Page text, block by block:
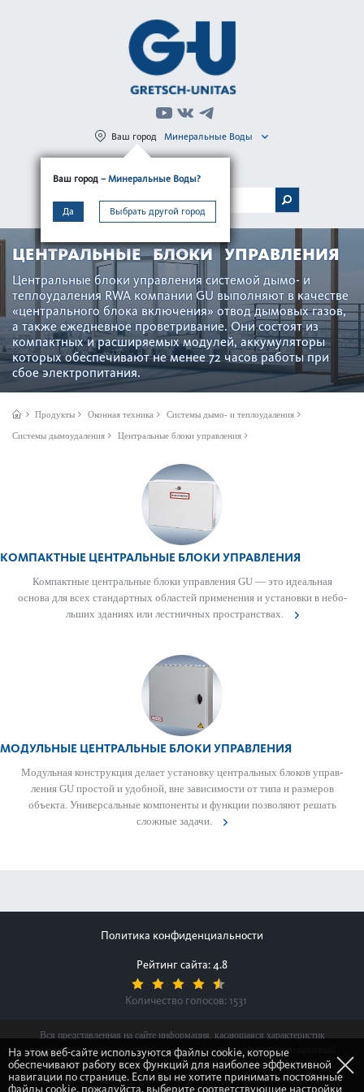
Ваш город – Минеральные Воды?
Да Выбрать другой город
Ваш город Минеральные Воды
МЕНЮ
ЦЕНТРАЛЬНЫЕ БЛОКИ УПРАВЛЕНИЯ
Центральные блоки управ­ления сис­темой дымо- и
теплоуда­л­ения RWA компании GU вып­олняют в качестве
«центрального блока включения» отвод дымовых газов,
а также еже­дн­евное проветр­ивание. Они сос­тоят из
компактных и расширяемых модулей, аккумуляторы
которых обеспечивают не менее 72 часов работы при
сбое электропитания.
Продукты Оконная техника Системы дымо- и теплоудаления
Системы дымоудаления Центральные блоки управления
КОМПАКТНЫЕ ЦЕНТРАЛЬНЫЕ БЛОКИ УПРАВЛЕНИЯ
Компактные центральные блоки управ­ления GU — это идеальная
основа для всех стандартных обла­стей применения и установки в небо­
льших зданиях или лес­тничных прос­транствах.
МОДУЛЬНЫЕ ЦЕНТРАЛЬНЫЕ БЛОКИ УПРАВЛЕНИЯ
Модульная конструкция делает установку центральных блоков управ­
ления GU простой и удобной, вне зав­исимости от типа и размеров
объекта. Унив­ерсальные компоненты и функции позв­оляют решать
сложные задачи.
Политика конфиденциальности
Рейтинг сайта: 4.8
Количество голосов: 1531
Вся представленная на сайте информация, касающаяся характеристик
продуктов, наличия на складе, стоимости товаров, носит информационный
характер и ни при каких условиях не является публичной офертой,
определяемой положениями Статьи 437(2) Гражданского кодекса Российской
На этом веб-сайте используются файлы cookie, которые
обеспечивают работу всех функций для наиболее эффективной
навигации по странице. Если вы не хотите принимать постоянные
файлы cookie, пожалуйста, выберите соответствующие настройки